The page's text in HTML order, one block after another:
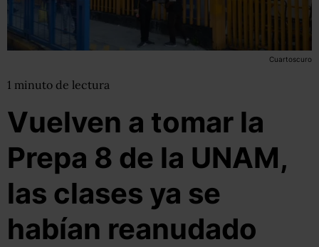
Cuartoscuro
1 minuto de lectura
Vuelven a tomar la
Prepa 8 de la UNAM,
las clases ya se
habían reanudado